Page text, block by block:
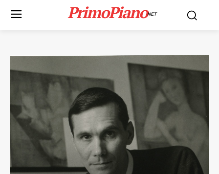
PrimoPianoNET